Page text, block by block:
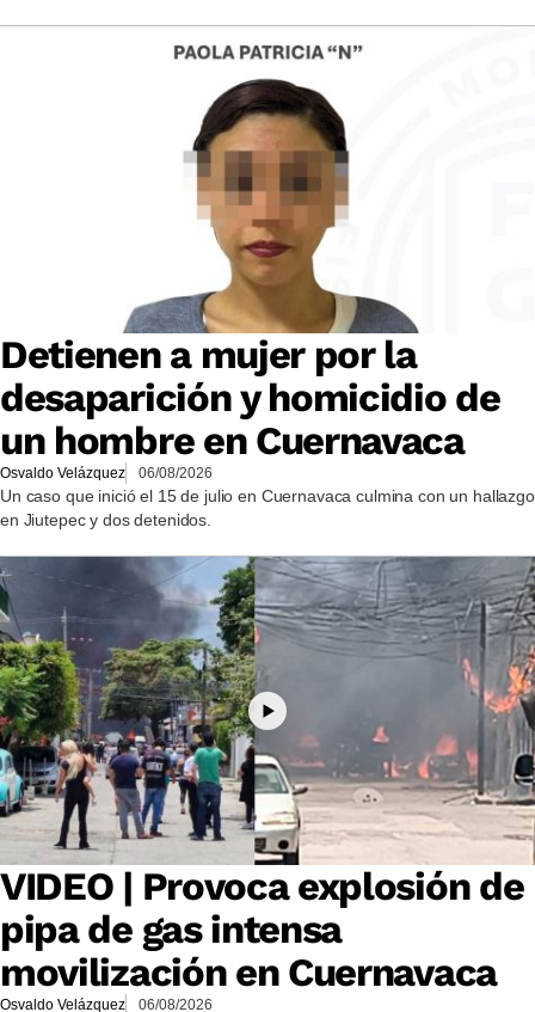
Detienen a mujer por la
desaparición y homicidio de
un hombre en Cuernavaca
Osvaldo Velázquez 06/08/2026
Un caso que inició el 15 de julio en Cuernavaca culmina con un hallazgo
en Jiutepec y dos detenidos.
VIDEO | Provoca explosión de
pipa de gas intensa
movilización en Cuernavaca
Osvaldo Velázquez 06/08/2026